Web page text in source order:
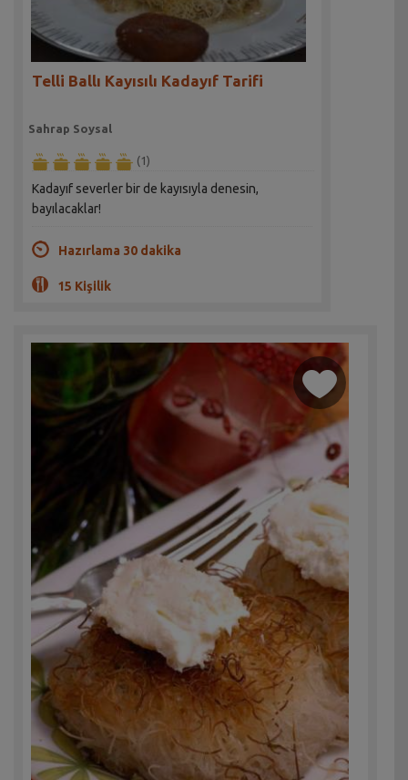
Telli Ballı Kayısılı Kadayıf Tarifi
Sahrap Soysal
(1)
Kadayıf severler bir de kayısıyla denesin,
bayılacaklar!
Hazırlama 30 dakika
15 Kişilik